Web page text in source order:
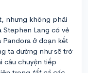
nhưng không phải
Stephen Lang có vẻ
ở đoạn kết
ta dường như sẽ trở
câu chuyện tiếp